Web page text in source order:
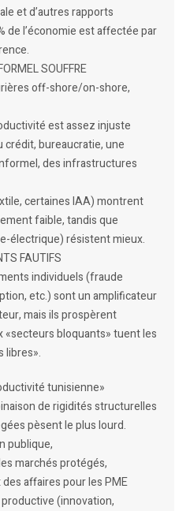
et d’autres rapports
de l’économie est affectée par
SOUFFRE
off-shore/on-shore,
est assez injuste
crédit, bureaucratie, une
des infrastructures
certaines IAA) montrent
faible, tandis que
électrique) résistent mieux.
FAUTIFS
individuels (fraude
etc.) sont un amplificateur
mais ils prospèrent
«secteurs bloquants» tuent les
libres».
tunisienne»
de rigidités structurelles
pèsent le plus lourd.
publique,
marchés protégés,
affaires pour les PME
(innovation,